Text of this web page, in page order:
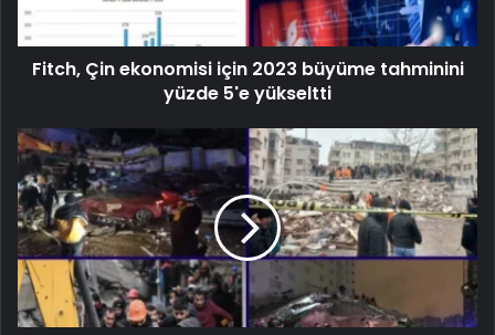
Fitch, Çin ekonomisi için 2023 büyüme tahminini
yüzde 5'e yükseltti